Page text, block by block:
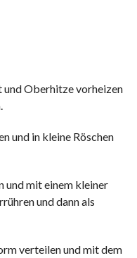
Oberhitze vorheizen
und in kleine Röschen
und mit einem kleiner
und dann als
verteilen und mit dem